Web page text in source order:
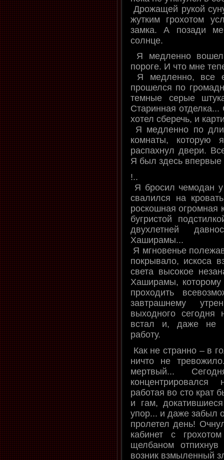
Дрожащей рукой
жутким грохотом
замка. А позади
солнце.
Я медленно
пороге. И что мне
Я медленно, все
прошелся по
темные серые
Старинная
хотел сберечь, и
Я медленно по
комнаты, которую
распахнул двери.
Я был здесь впервые
!..
Я бросил чемодан
свалился на
роскошная огромная
бугристой
двухлетней
Хаширамы...
Я мгновенье
покрывало, искоса
света высокое
Хаширамы, которому
проходить
завтрашнему
выходного сегодня
встал и, даже не
работу.
Как не странно – в
ничто не
мертвый...
работая во сто крат
и гам,
упор... и даже забыл
пролетел день!
кабинет с
щелбаном отпихнув
возник взмыленный